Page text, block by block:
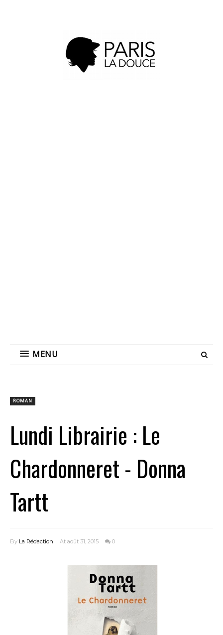
MENU
ROMAN
Lundi Librairie : Le
Chardonneret - Donna
Tartt
By La Rédaction At août 31, 2015 0